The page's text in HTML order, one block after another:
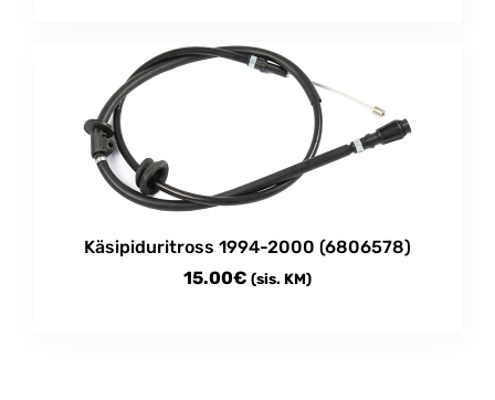
Käsipiduritross 1994-2000 (6806578)
15.00€ (sis. KM)